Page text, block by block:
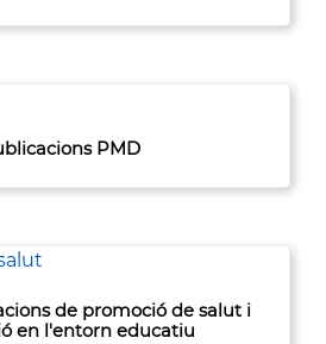
PMD
de promoció de salut i
en l'entorn educatiu